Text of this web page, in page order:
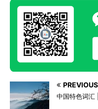
PREVIOUS
中国特色词汇